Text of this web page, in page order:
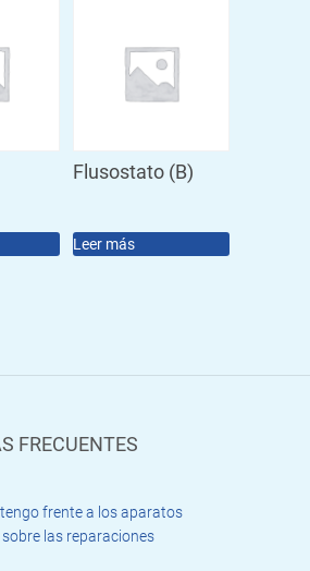
Flusostato (B)
Leer más
FRECUENTES
frente a los aparatos
sobre las reparaciones